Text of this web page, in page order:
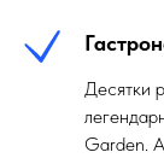
Десятки
Garden.